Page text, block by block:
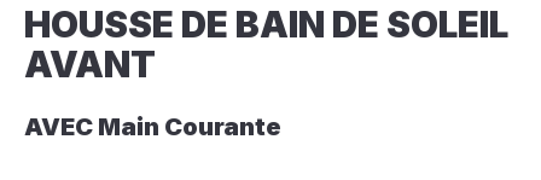
HOUSSE DE BAIN DE SOLEIL
AVANT
AVEC Main Courante